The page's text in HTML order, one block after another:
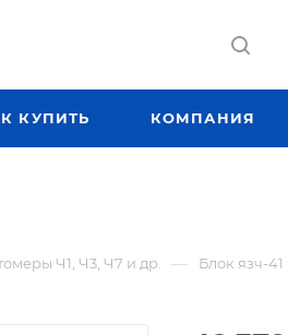
КУПИТЬ КОМПАНИЯ
Ч1, Ч3, Ч7 и др. — Блок язч-41